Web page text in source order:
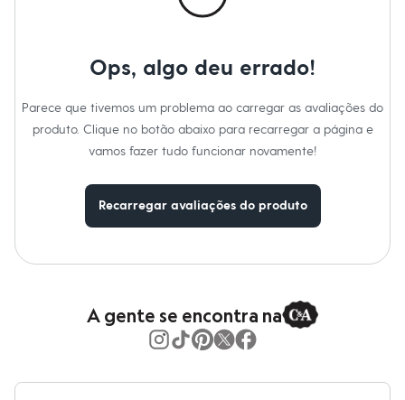
Inverno
Novidades
Roupas
Camisetas e Regatas
Casacos e Jaquetas
Polos
Acessórios
Botas
Ops, algo deu errado!
Parece que tivemos um problema ao carregar as avaliações do
produto. Clique no botão abaixo para recarregar a página e
vamos fazer tudo funcionar novamente!
Recarregar avaliações do produto
A gente se encontra na